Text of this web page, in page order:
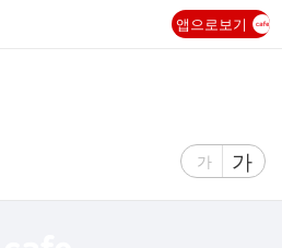
앱으로보기
글
가
글
자
가